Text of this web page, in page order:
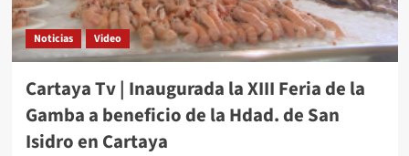
Noticias Video
Cartaya Tv | Inaugurada la XIII Feria de la
Gamba a beneficio de la Hdad. de San
Isidro en Cartaya